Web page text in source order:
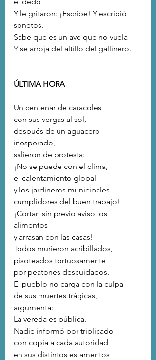
el dedo
Y le gritaron: ¡Escribe! Y escribió
sonetos.
Sabe que es un ave que no vuela
Y se arroja del altillo del gallinero.
ÚLTIMA HORA
Un centenar de caracoles
con sus vergas al sol,
después de un aguacero
inesperado,
salieron de protesta:
¡No se puede con el clima,
el calentamiento global
y los jardineros municipales
cumplidores del buen trabajo!
¡Cortan sin previo aviso los
alimentos
y arrasan con las casas!
Todos murieron acribillados,
pisoteados tortuosamente
por peatones descuidados.
El pueblo no carga con la culpa
de sus muertes trágicas,
argumenta:
La vereda es pública.
Nadie informó por triplicado
con copia a cada autoridad
en sus distintos estamentos